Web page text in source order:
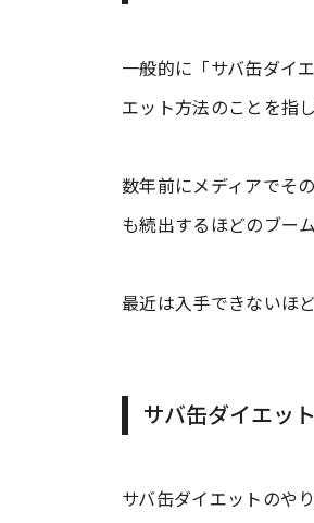
一般的に「サバ缶ダイ
エット方法のことを指し
数年前にメディアでそ
も続出するほどのブー
最近は入手できないほ
サバ缶ダイエッ
サバ缶ダイエットのや